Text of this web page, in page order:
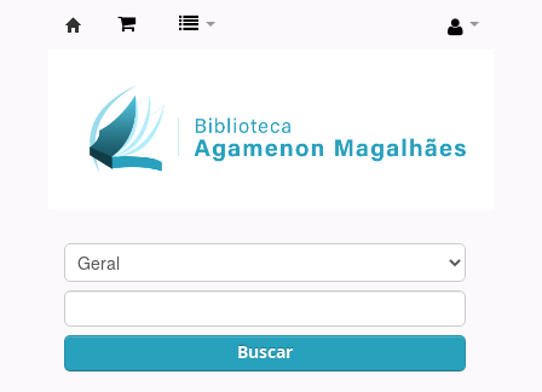
Agamenon
Magalhães
Buscar